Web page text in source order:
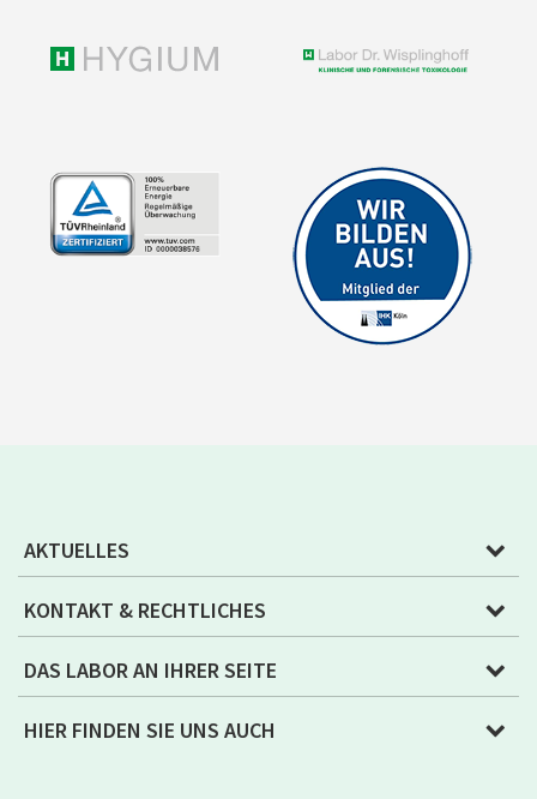
AKTUELLES
KONTAKT & RECHTLICHES
DAS LABOR AN IHRER SEITE
HIER FINDEN SIE UNS AUCH